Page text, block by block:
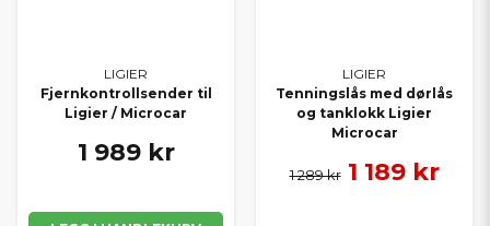
LIGIER
Fjernkontrollsender til
Ligier / Microcar
1 989 kr
LIGIER
Tenningslås med dørlås
og tanklokk Ligier
Microcar
1 289 kr 1 189 kr